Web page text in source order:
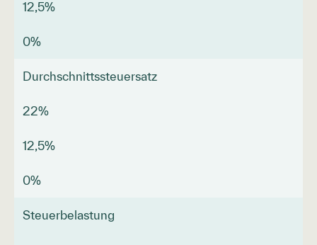
12,5%
0%
Durchschnitts­steuersatz
22%
12,5%
0%
Steuerbelastung